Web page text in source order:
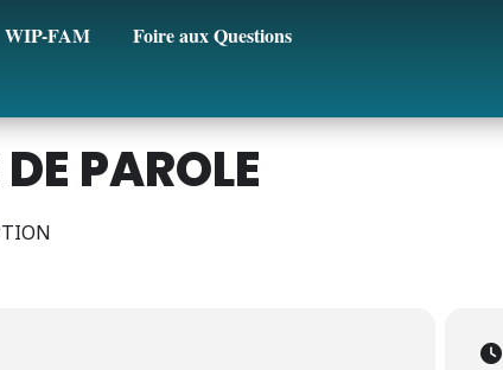
WIP-FAM Foire aux Questions
PAROLE